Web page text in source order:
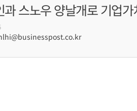
스노우 양날개로 기업